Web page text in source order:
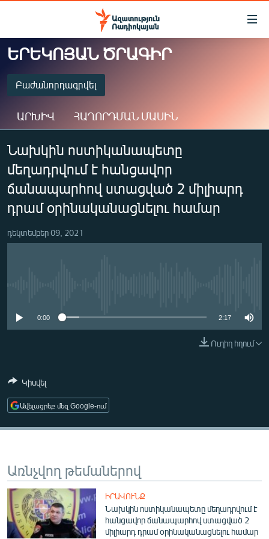
Մատչելիության
Անցնել
հիմնական
բովանդակությանը
Անցնել
մենյուին
Որոնում
ԱԶԱՏՈՒԹՅՈՒՆ TV
ՀԱՅԱՍՏԱՆ
ԸՆՏՐՈՒԹՅՈՒՆՆԵՐ 2026
ԻՐԱՎՈՒՆՔ
ՀԱՍԱՐԱԿՈՒԹՅՈՒՆ
ՏՆՏԵՍՈՒԹՅՈՒՆ
ՂԱՐԱԲԱՂ
ՊԱՏԵՐԱԶՄԻ 6 ՇԱԲԱԹՆԵՐԸ
ՍՊՈՐՏ
ԿՈՐՈՆԱՎԻՐՈՒՍ
ԱՐԽԻՎ
ՏԵՍԱՆՅՈՒԹԵՐ
ՁԳՏԵԼՈՎ ԼԱՎԱԳՈՒՅՆԻՆ
ՓՈԴՔԱՍԹ
Հայերեն
ԵՐԵԿՈՅԱՆ ԾՐԱԳԻՐ
Բաժանորդագրվել
Spotify
Բաժանորդագրվել
ԱՐԽԻՎ ՀԱՂՈՐԴՄԱՆ ՄԱՍԻՆ
Նախկին ոստիկանապետը
մեղադրվում է հանցավոր
ճանապարհով ստացված 2 միլիարդ
դրամ օրինականացնելու համար
դեկտեմբեր 09, 2021
0:00 2:17
Ուղիղ հղում
Կիսվել
Ավելացրեք մեզ Google-ում
Առնչվող թեմաներով
ԻՐԱՎՈՒՆՔ
Նախկին ոստիկանապետը մեղադրվում է
հանցավոր ճանապարհով ստացված 2
միլիարդ դրամ օրինականացնելու համար